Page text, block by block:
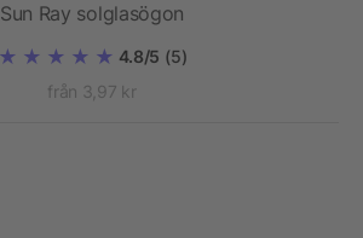
Sun Ray solglasögon
4.8/5 (5)
från 3,97 kr